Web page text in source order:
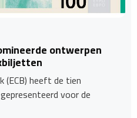
ontwerpen
(ECB) heeft de tien
voor de